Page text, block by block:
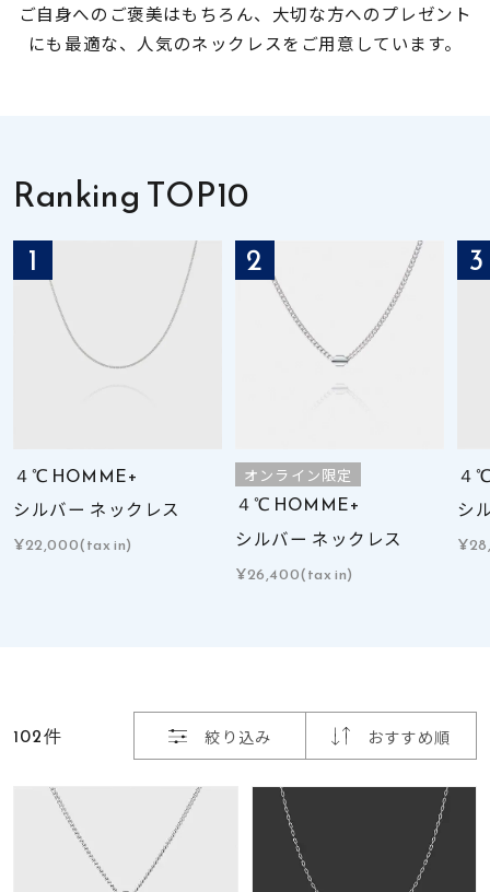
モチーフ
ファッションテイス
着用シーン
コレクション
リングサイズ
メンズ
在庫 在庫ありのみ すべて表示
ご自身へのご褒美はもちろん、大切な方へのプレゼント
にも最適な、人気のネックレスをご用意しています。
Ranking TOP10
1
４℃ HOMME+
シルバー ネックレス
¥22,000(tax in)
2
オンライン限定
４℃ HOMME+
シルバー ネックレス
¥26,400(tax in)
3
４
シ
102件 絞り込み おすすめ順